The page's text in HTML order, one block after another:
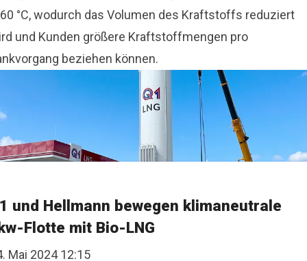
°C, wodurch das Volumen des Kraftstoffs reduziert
und Kunden größere Kraftstoffmengen pro
beziehen können.
und Hellmann bewegen klimaneutrale
Flotte mit Bio-LNG
Mai 2024 12:15